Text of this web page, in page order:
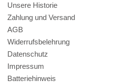
Unsere Historie
Zahlung und Versand
AGB
Widerrufsbelehrung
Datenschutz
Impressum
Batteriehinweis